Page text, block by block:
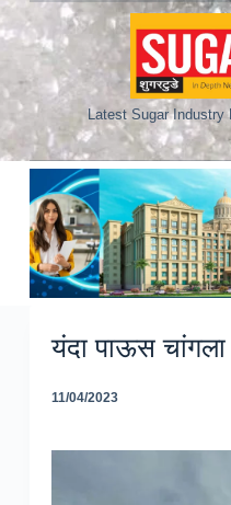
Skip
to
Latest Sugar Industry
यंदा पाऊस चांगला
11/04/2023